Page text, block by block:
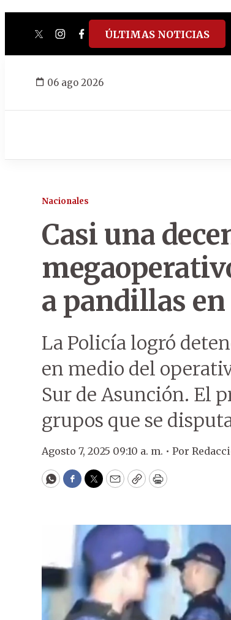
twitterinstagram
facebook
tiktokyoutube
spotify
ÚLTIMAS NOTICIAS
06 ago 2026
Nacionales
Casi una
a pandillas
La Policía logró
en medio del
Sur de Asunción. El
grupos que se
Agosto 7, 2025 09:10 a. m. • Por
WhatsApp
Facebook
Twitter
EmailCopyPrint